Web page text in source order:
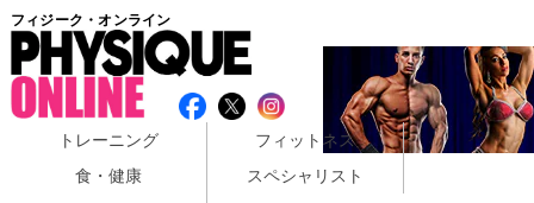
フィジーク・オンライン
トレーニング
フィットネス
食・健康
スペシャリスト